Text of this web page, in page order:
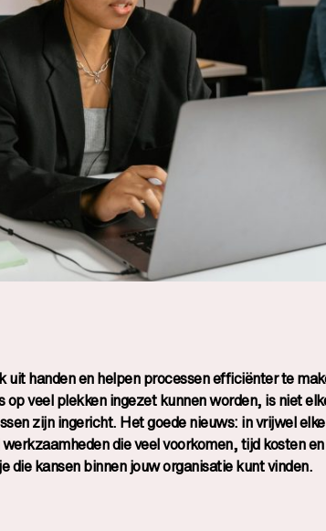
handen en helpen processen efficiënter te
veel plekken ingezet kunnen worden, is niet
zijn ingericht. Het goede nieuws: in vrijwel
die veel voorkomen, tijd kosten
kansen binnen jouw organisatie kunt vinden.